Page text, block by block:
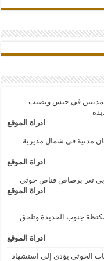
في حيس وتصيب
ادراة الموقع
مدنية في شمال مديرية
ادراة الموقع
تعز برصاص قناص حوثي
ادراة الموقع
جنوب الحديدة وتلحق
ادراة الموقع
الحوثي يؤدي إلى استشهاد